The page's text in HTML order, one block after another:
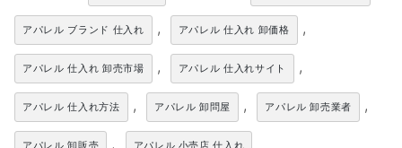
アパレル ブランド 仕入れ , アパレル 仕入れ 卸価格 ,
アパレル 仕入れ 卸売市場 , アパレル 仕入れサイト ,
アパレル 仕入れ方法 , アパレル 卸問屋 , アパレル 卸売業者 ,
アパレル 卸販売 , アパレル 小売店 仕入れ